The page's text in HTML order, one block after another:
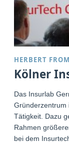
HERBERT
Kölner
Das Insurlab
Gründerzentrum
Tätigkeit. Dazu
Rahmen
bei dem